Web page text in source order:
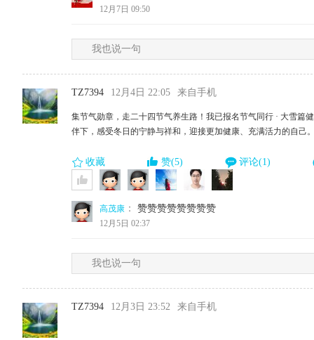
12月7日 09:50
我也说一句
TZ7394 12月4日 22:05 来自手机
集节气勋章，走二十四节气养生路！我已报名节气同行 · 大雪篇
伴下，感受冬日的宁静与祥和，迎接更加健康、充满活力的自己
收藏 赞(5) 评论(1)
高茂康 ： 赞赞赞赞赞赞赞赞
12月5日 02:37
我也说一句
TZ7394 12月3日 23:52 来自手机